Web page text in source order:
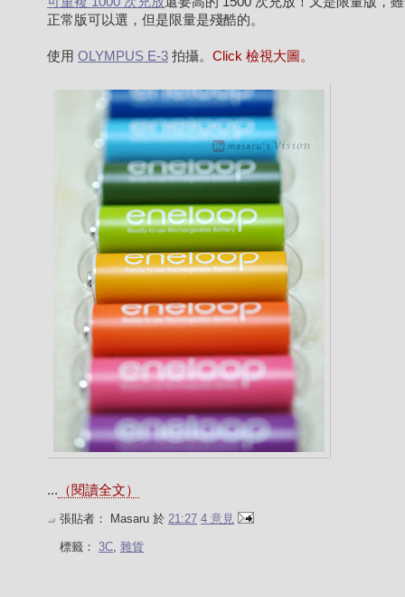
正常版可以選，但是限量是殘酷的。
使用 OLYMPUS E-3 拍攝。 Click 檢視大圖。
... （閱讀全文）
張貼者： Masaru 於 21:27 4 意見
標籤： 3C, 雜貨